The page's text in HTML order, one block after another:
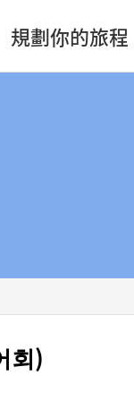
規劃你的旅程
회)